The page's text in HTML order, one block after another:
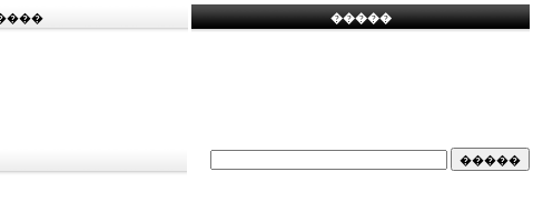
�����